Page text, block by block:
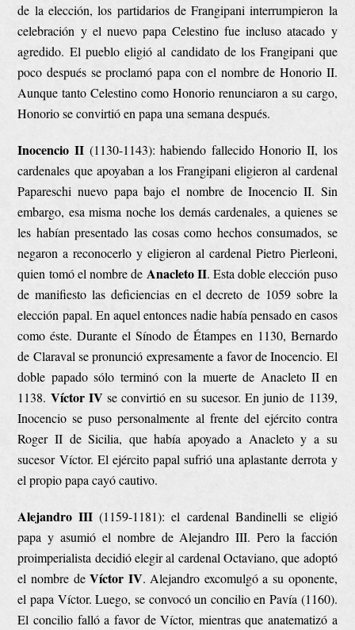
de la elección, los partidarios de Frangipani interrumpieron la
celebración y el nuevo papa Celestino fue incluso atacado y
agredido. El pueblo eligió al candidato de los Frangipani que
poco después se proclamó papa con el nombre de Honorio II.
Aunque tanto Celestino como Honorio renunciaron a su cargo,
Honorio se convirtió en papa una semana después.
Inocencio II (1130-1143): habiendo fallecido Honorio II, los
cardenales que apoyaban a los Frangipani eligieron al cardenal
Papareschi nuevo papa bajo el nombre de Inocencio II. Sin
embargo, esa misma noche los demás cardenales, a quienes se
les habían presentado las cosas como hechos consumados, se
negaron a reconocerlo y eligieron al cardenal Pietro Pierleoni,
quien tomó el nombre de Anacleto II. Esta doble elección puso
de manifiesto las deficiencias en el decreto de 1059 sobre la
elección papal. En aquel entonces nadie había pensado en casos
como éste. Durante el Sínodo de Étampes en 1130, Bernardo
de Claraval se pronunció expresamente a favor de Inocencio. El
doble papado sólo terminó con la muerte de Anacleto II en
1138. Víctor IVse convirtió en su sucesor. En junio de 1139,
Inocencio se puso personalmente al frente del ejército contra
Roger II de Sicilia, que había apoyado a Anacleto y a su
sucesor Víctor. El ejército papal sufrió una aplastante derrota y
el propio papa cayó cautivo.
Alejandro III (1159-1181): el cardenal Bandinelli se eligió
papa y asumió el nombre de Alejandro III. Pero la facción
proimperialista decidió elegir al cardenal Octaviano, que adoptó
el nombre deVíctor IV. Alejandro excomulgó a su oponente,
el papa Víctor. Luego, se convocó un concilio en Pavía (1160).
El concilio falló a favor de Víctor, mientras que anatematizó a